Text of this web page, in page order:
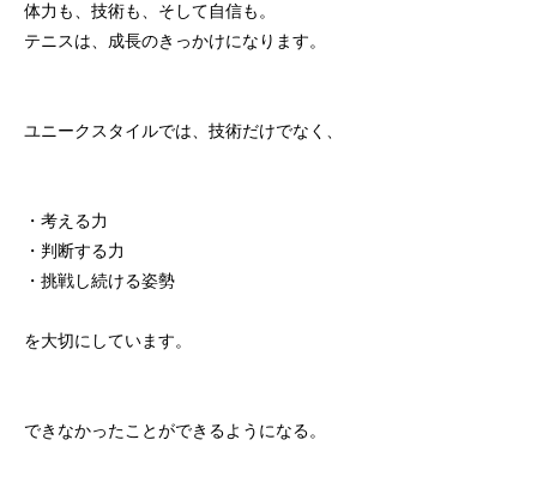
体力も、技術も、そして自信も。
テニスは、成長のきっかけになります。
ユニークスタイルでは、技術だけでなく、
・考える力
・判断する力
・挑戦し続ける姿勢
を大切にしています。
できなかったことができるようになる。